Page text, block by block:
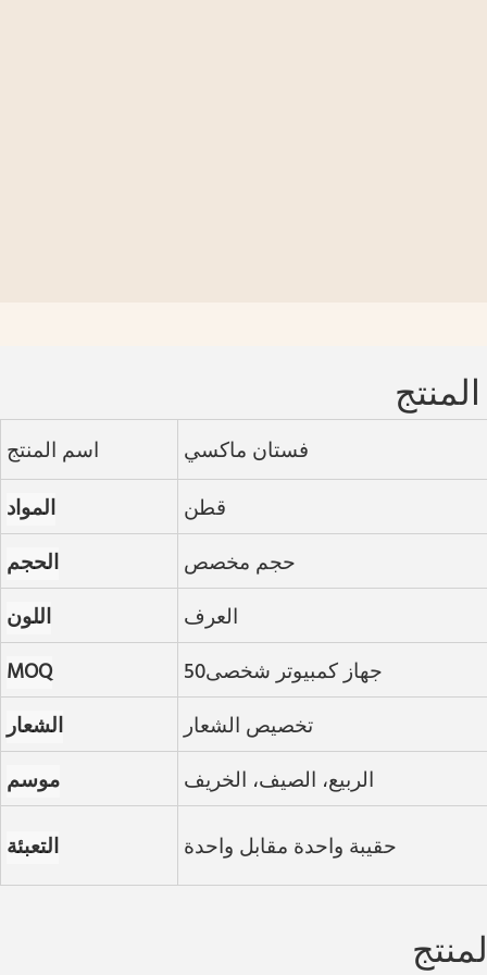
اسم المنتج
فستان ماكسي
المواد
قطن
الحجم
حجم مخصص
اللون
العرف
MOQ
جهاز كمبيوتر شخصى50
الشعار
تخصيص الشعار
موسم
الربيع، الصيف، الخريف
التعبئة